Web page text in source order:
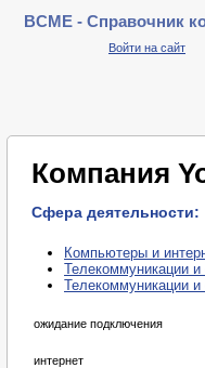
BCME - Справочник
Войти на сайт
Компания
Сфера деятельности:
Компьютеры и
Телекоммуникации
Телекоммуникации
ожидание подключения
интернет